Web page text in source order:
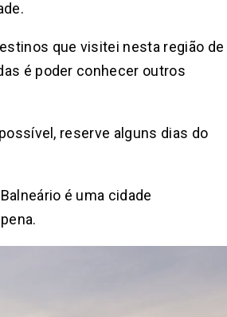
que visitei nesta região de
é poder conhecer outros
reserve alguns dias do
é uma cidade